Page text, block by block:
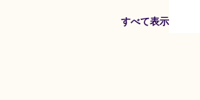
すべて表示